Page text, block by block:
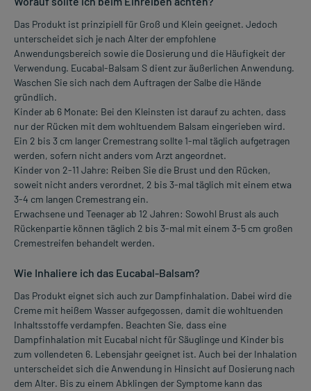
Das Produkt ist prinzipiell für Groß und Klein geeignet. Jedoch
unterscheidet sich je nach Alter der empfohlene
Anwendungsbereich sowie die Dosierung und die Häufigkeit der
Verwendung. Eucabal-Balsam S dient zur äußerlichen Anwendung.
Waschen Sie sich nach dem Auftragen der Salbe die Hände
gründlich.
Kinder ab 6 Monate: Bei den Kleinsten ist darauf zu achten, dass
nur der Rücken mit dem wohltuendem Balsam eingerieben wird.
Ein 2 bis 3 cm langer Cremestrang sollte 1-mal täglich aufgetragen
werden, sofern nicht anders vom Arzt angeordnet.
Kinder von 2-11 Jahre: Reiben Sie die Brust und den Rücken,
soweit nicht anders verordnet, 2 bis 3-mal täglich mit einem etwa
3-4 cm langen Cremestrang ein.
Erwachsene und Teenager ab 12 Jahren: Sowohl Brust als auch
Rückenpartie können täglich 2 bis 3-mal mit einem 3-5 cm großen
Cremestreifen behandelt werden.
Wie Inhaliere ich das Eucabal-Balsam?
Das Produkt eignet sich auch zur Dampfinhalation. Dabei wird die
Creme mit heißem Wasser aufgegossen, damit die wohltuenden
Inhaltsstoffe verdampfen. Beachten Sie, dass eine
Dampfinhalation mit Eucabal nicht für Säuglinge und Kinder bis
zum vollendeten 6. Lebensjahr geeignet ist. Auch bei der Inhalation
unterscheidet sich die Anwendung in Hinsicht auf Dosierung nach
dem Alter. Bis zu einem Abklingen der Symptome kann das